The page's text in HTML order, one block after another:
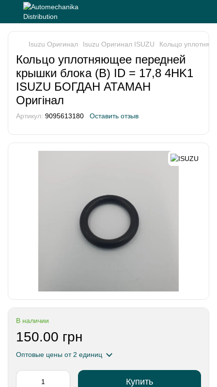
Isuzu Оригинал Isuzu Оригинал ISUZU Кольцо
Кольцо уплотняющее передней
крышки блока (B) ID = 17,8 4HK1
ISUZU БОГДАН АТАМАН
Оригінал
Артикул: 9095613180 Оставить отзыв
В наличии
150.00 грн
Оптовые цены от 2 единиц
Купить